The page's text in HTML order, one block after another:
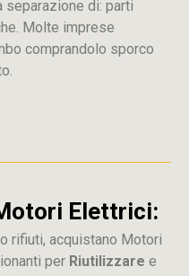
separazione di: parti
Molte imprese
comprandolo sporco
Elettrici:
rifiuti, acquistano Motori
per Riutilizzare e